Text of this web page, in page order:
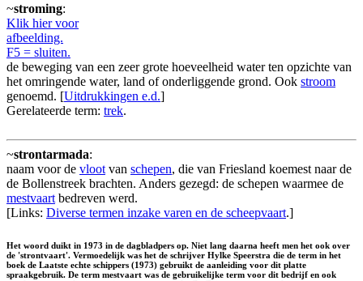
~stroming:
Klik hier voor
afbeelding.
F5 = sluiten.
de beweging van een zeer grote hoeveelheid water ten opzichte van
het omringende water, land of onderliggende grond. Ook stroom
genoemd. [Uitdrukkingen e.d.]
Gerelateerde term: trek.
~strontarmada:
naam voor de vloot van schepen, die van Friesland koemest naar de
de Bollenstreek brachten. Anders gezegd: de schepen waarmee de
mestvaart bedreven werd.
[Links: Diverse termen inzake varen en de scheepvaart.]
Het woord duikt in 1973 in de dagbladpers op. Niet lang daarna heeft men het ook over
de 'strontvaart'. Vermoedelijk was het de schrijver Hylke Speerstra die de term in het
boek de Laatste echte schippers (1973) gebruikt de aanleiding voor dit platte
spraakgebruik. De term mestvaart was de gebruikelijke term voor dit bedrijf en ook